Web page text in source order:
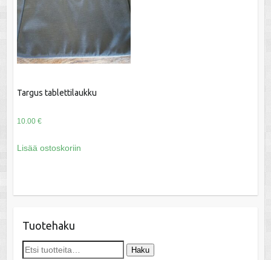
Targus tablettilaukku
10.00 €
Lisää ostoskoriin
Tuotehaku
Etsi: Haku